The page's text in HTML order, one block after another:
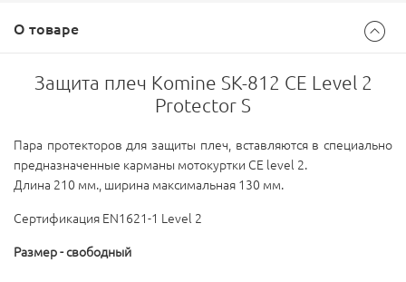
О товаре
Защита плеч Komine SK-812 CE Level 2
Protector S
Пара протекторов для защиты плеч, вставляются в специально
предназначенные карманы мотокуртки CE level 2.
Длина 210 мм., ширина максимальная 130 мм.
Сертификация EN1621-1 Level 2
Размер - свободный